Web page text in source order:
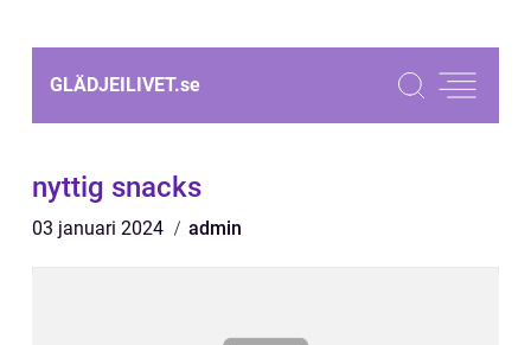
GLÄDJEILIVET.se
nyttig snacks
03 januari 2024 admin